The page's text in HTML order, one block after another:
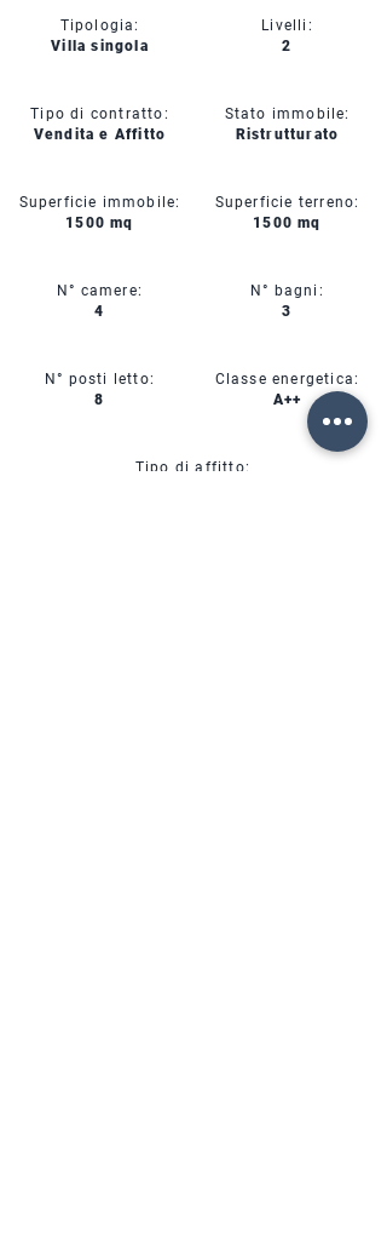
Tipologia:
Villa singola
Tipo di contratto:
Vendita e Affitto
Superficie immobile:
1500 mq
N° camere:
4
N° posti letto:
8
Livelli:
2
Stato immobile:
Ristrutturato
Superficie terreno:
1500 mq
N° bagni:
3
Classe energetica:
A++
Tipo di affitto: